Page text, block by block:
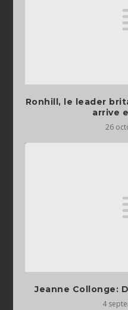
Ronhill, le leader
arrive
26
Jeanne Collonge:
4